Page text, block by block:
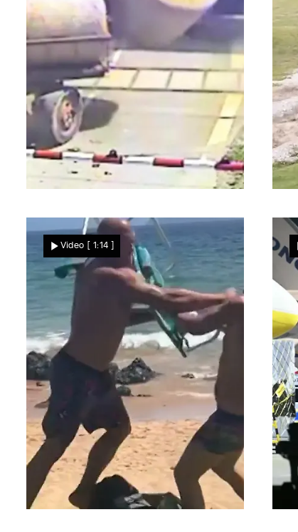
Betrunkener Traktorfahrer
bleibt auf Bahngleis stehen
– dann kommt der Zug!
Nachrichten
Video [ 1:14 ]